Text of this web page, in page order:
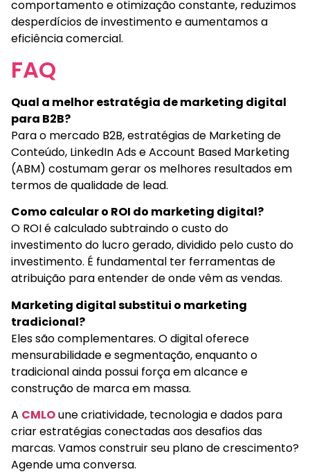
comportamento e otimização constante, reduzimos
desperdícios de investimento e aumentamos a
eficiência comercial.
FAQ
Qual a melhor estratégia de marketing digital
para B2B?
Para o mercado B2B, estratégias de Marketing de
Conteúdo, LinkedIn Ads e Account Based Marketing
(ABM) costumam gerar os melhores resultados em
termos de qualidade de lead.
Como calcular o ROI do marketing digital?
O ROI é calculado subtraindo o custo do
investimento do lucro gerado, dividido pelo custo do
investimento. É fundamental ter ferramentas de
atribuição para entender de onde vêm as vendas.
Marketing digital substitui o marketing
tradicional?
Eles são complementares. O digital oferece
mensurabilidade e segmentação, enquanto o
tradicional ainda possui força em alcance e
construção de marca em massa.
A CMLOune criatividade, tecnologia e dados para
criar estratégias conectadas aos desafios das
marcas. Vamos construir seu plano de crescimento?
Agende uma conversa.